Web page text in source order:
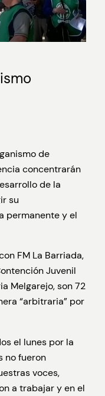
de
concentrarán
de la
su
permanente y el
FM La Barriada,
Juvenil
Melgarejo, son 72
“arbitraria” por
el lunes por la
no fueron
voces,
a trabajar y en el